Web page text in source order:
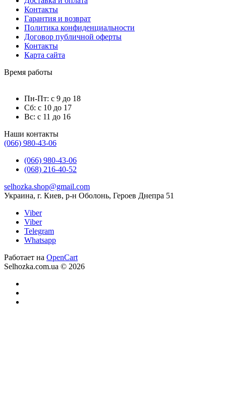
Контакты
Гарантия и возврат
Политика конфиденциальности
Договор публичной оферты
Контакты
Карта сайта
Время работы
Пн-Пт: с 9 до 18
Сб: с 10 до 17
Вс: с 11 до 16
Наши контакты
(066) 980-43-06
(066) 980-43-06
(068) 216-40-52
selhozka.shop@gmail.com
Украина, г. Киев, р-н Оболонь, Героев Днепра 51
Viber
Viber
Telegram
Whatsapp
Работает на OpenCart
Selhozka.com.ua © 2026